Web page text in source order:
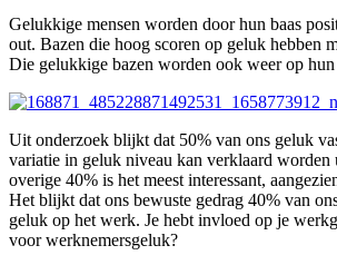
Gelukkige mensen worden door hun baas
out. Bazen die hoog scoren op geluk hebben
Die gelukkige bazen worden ook weer op
Uit onderzoek blijkt dat 50% van ons geluk
variatie in geluk niveau kan verklaard
overige 40% is het meest interessant,
Het blijkt dat ons bewuste gedrag 40% van
geluk op het werk. Je hebt invloed op je
voor werknemersgeluk?